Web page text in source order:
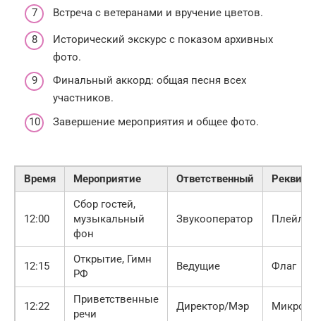
Встреча с ветеранами и вручение цветов.
Исторический экскурс с показом архивных
фото.
Финальный аккорд: общая песня всех
участников.
Завершение мероприятия и общее фото.
Время Мероприятие Ответственный
12:00
Сбор гостей,
музыкальный
фон
Звукооператор
12:15
Открытие, Гимн
РФ
Ведущие Флаг
12:22
Приветственные
речи
Директор/Мэр